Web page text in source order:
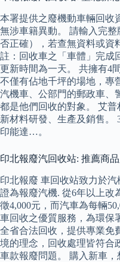
本署提供之廢機動車輛回收
無涉車籍異動。 請輸入完
否正確），若查無資料或資
註：回收車之「車體」完成
更新時間為一天。 共擁有4
不僅有佔地千坪的場地，專
汽機車、公部門的郵政車、
都是他們回收的對象。 艾
新材料研發、生產及銷售。
印能達…。
印北報廢汽回收站: 推薦商
印北報廢 車回收站致力於
證為報廢汽機. 從6年以上改
徵4,000元，而汽車為每輛
車回收之優質服務，為環保
全省合法回收，提供專業免
境的理念，回收處理皆符合
車款報廢問題。 購入新車